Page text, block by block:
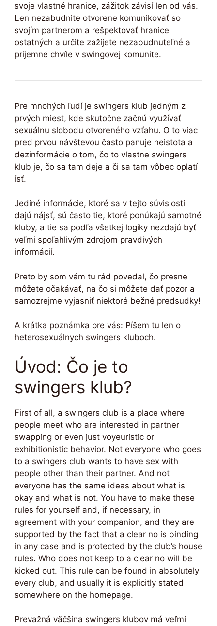
svoje vlastné hranice, zážitok závisí len od vás.
Len nezabudnite otvorene komunikovať so
svojím partnerom a rešpektovať hranice
ostatných a určite zažijete nezabudnuteľné a
príjemné chvíle v swingovej komunite.
Pre mnohých ľudí je swingers klub jedným z
prvých miest, kde skutočne začnú využívať
sexuálnu slobodu otvoreného vzťahu. O to viac
pred prvou návštevou často panuje neistota a
dezinformácie o tom, čo to vlastne swingers
klub je, čo sa tam deje a či sa tam vôbec oplatí
ísť.
Jediné informácie, ktoré sa v tejto súvislosti
dajú nájsť, sú často tie, ktoré ponúkajú samotné
kluby, a tie sa podľa všetkej logiky nezdajú byť
veľmi spoľahlivým zdrojom pravdivých
informácií.
Preto by som vám tu rád povedal, čo presne
môžete očakávať, na čo si môžete dať pozor a
samozrejme vyjasniť niektoré bežné predsudky!
A krátka poznámka pre vás: Píšem tu len o
heterosexuálnych swingers kluboch.
Úvod: Čo je to
swingers klub?
First of all, a swingers club is a place where
people meet who are interested in partner
swapping or even just voyeuristic or
exhibitionistic behavior. Not everyone who goes
to a swingers club wants to have sex with
people other than their partner. And not
everyone has the same ideas about what is
okay and what is not. You have to make these
rules for yourself and, if necessary, in
agreement with your companion, and they are
supported by the fact that a clear no is binding
in any case and is protected by the club’s house
rules. Who does not keep to a clear no will be
kicked out. This rule can be found in absolutely
every club, and usually it is explicitly stated
somewhere on the homepage.
Prevažná väčšina swingers klubov má veľmi